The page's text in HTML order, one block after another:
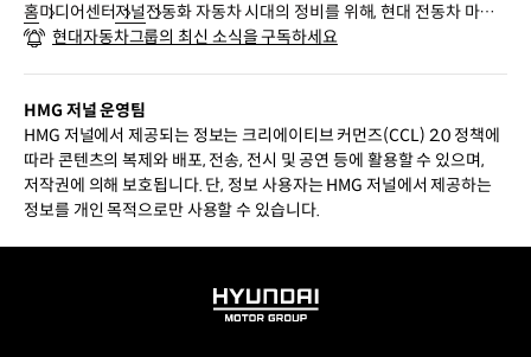
홈미디어센터저널전동화 자동차 시대의 정비를 위해, 현대 전동차 마스
터 인증 프로그램
현대자동차그룹의 최신 소식을 구독하세요
HMG 저널 운영팀
HMG 저널에서 제공되는 정보는 크리에이티브 커먼즈(CCL) 2.0 정책에
따라 콘텐츠의 복제와 배포, 전송, 전시 및 공연 등에 활용할 수 있으며,
저작권에 의해 보호됩니다. 단, 정보 사용자는 HMG 저널에서 제공하는
정보를 개인 목적으로만 사용할 수 있습니다.
HYUNDAI